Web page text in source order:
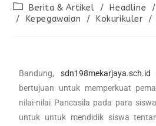
Berita & Artikel
/ Headline /
/
Kepegawaian / Kokurikuler /
Bandung,sdn198mekarjaya.sch.id
bertujuan untuk memperkuat
nilai-nilai Pancasila pada para
untuk untuk mendidik siswa